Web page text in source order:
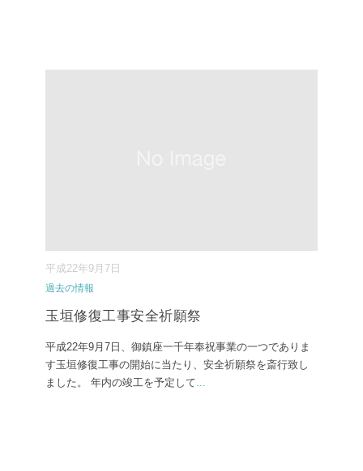
平成22年9月7日
過去の情報
玉垣修復工事安全祈願祭
平成22年9月7日、御鎮座一千年奉祝事業の一つでありま
す玉垣修復工事の開始に当たり、安全祈願祭を斎行致し
ました。 年内の竣工を予定して...